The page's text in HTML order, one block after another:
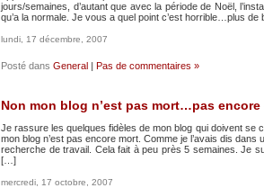
jours/semaines, d’autant que avec la période de Noël,
qu’a la normale. Je vous a quel point c’est horrible…plus
lundi, 17 décembre, 2007
Posté dans General | Pas de commentaires »
Non mon blog n’est pas mort…pas
Je rassure les quelques fidèles de mon blog qui doivent se
mon blog n’est pas encore mort. Comme je l’avais dis
recherche de travail. Cela fait à peu près 5 semaines. Je
[…]
mercredi, 17 octobre, 2007